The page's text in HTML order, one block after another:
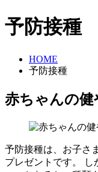
予防接種
HOME
予防接種
赤ちゃんの
予防接種は、お子さ
プレゼントです。 し